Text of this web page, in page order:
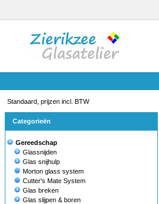
Standaard, prijzen incl. BTW
Categorieën
Gereedschap
Glassnijden
Glas snijhulp
Morton glass system
Cutter's Mate System
Glas breken
Glas slijpen & boren